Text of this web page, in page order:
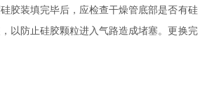
装填完毕后，应检查干燥管底部是否有硅
以防止硅胶颗粒进入气路造成堵塞。更换完